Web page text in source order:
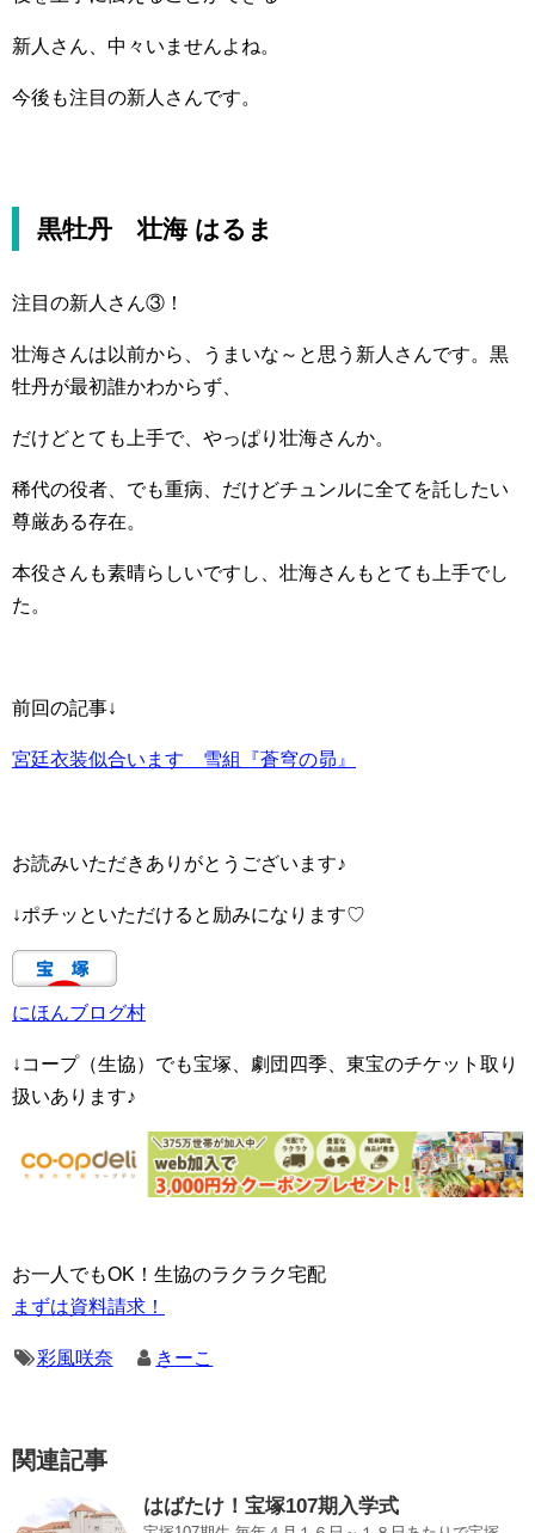
新人さん、中々いませんよね。
今後も注目の新人さんです。
黒牡丹 壮海 はるま
注目の新人さん③！
壮海さんは以前から、うまいな～と思う新人さんです。黒
牡丹が最初誰かわからず、
だけどとても上手で、やっぱり壮海さんか。
稀代の役者、でも重病、だけどチュンルに全てを託したい
尊厳ある存在。
本役さんも素晴らしいですし、壮海さんもとても上手でし
た。
前回の記事↓
宮廷衣装似合います 雪組『蒼穹の昴』
お読みいただきありがとうございます♪
↓ポチッといただけると励みになります♡
にほんブログ村
↓コープ（生協）でも宝塚、劇団四季、東宝のチケット取り
扱いあります♪
お一人でもOK！生協のラクラク宅配
まずは資料請求！
彩風咲奈 きーこ
関連記事
はばたけ！宝塚107期入学式